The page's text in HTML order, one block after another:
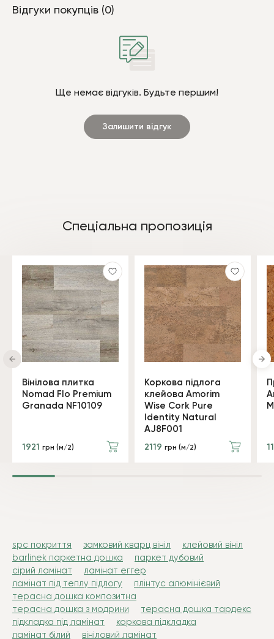
Відгуки покупців (0)
Ще немає відгуків. Будьте першим!
Залишити відгук
Спеціальна пропозиція
Вінілова плитка
Nomad Flo Premium
Granada NF10109
1921 грн (м/2)
Коркова підлога
клейова Amorim
Wise Cork Pure
Identity Natural
AJ8F001
2119 грн (м/2)
spc покриття замковий кварц вініл
клейовий вініл
barlinek паркетна дошка
паркет дубовий
сірий ламінат
ламінат еггер
ламінат під теплу підлогу
плінтус алюмінієвий
терасна дошка композитна
терасна дошка з модрини
терасна дошка тардекс
підкладка під ламінат
коркова підкладка
ламінат білий
вініловий ламінат